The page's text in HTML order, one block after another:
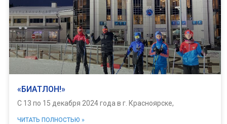
«БИАТЛОН!»
С 13 по 15 декабря 2024 года в г. Красноярске,
ЧИТАТЬ ПОЛНОСТЬЮ »